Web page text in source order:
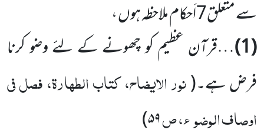
سے متعلق7اَحکام ملاحظہ ہوں ،
(1) …قرآن عظیم کو چھونے کے لئے وضو کرنا
فرض ہے۔(نور الایضاح، کتاب الطہارۃ، فصل فی
اوصاف الوضوء، ص۵۹)